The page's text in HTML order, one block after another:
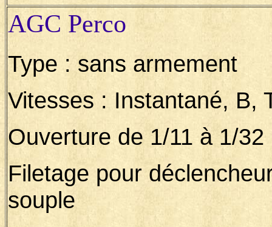
AGC Perco
Type : sans armement
Vitesses : Instantané, B,
Ouverture de 1/11 à 1/32
Filetage pour
souple